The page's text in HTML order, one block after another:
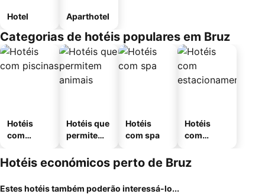
Hotel Aparthotel
Categorias de hotéis populares em Bruz
Hotéis
com
Hotéis que
permitem
Hotéis
com spa
Hotéis
com
mento
Hotéis económicos perto de Bruz
Estes hotéis também poderão interessá-lo...